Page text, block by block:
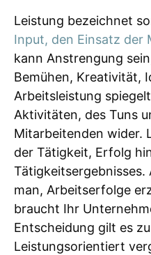
Leistung bezeichnet
Input, den Einsatz der
kann Anstrengung
Bemühen, Kreativität,
Arbeitsleistung
Aktivitäten, des Tuns
Mitarbeitenden wider.
der Tätigkeit, Erfolg
man, Arbeitserfolge
braucht Ihr
Entscheidung gilt es
Leistungsorientiert